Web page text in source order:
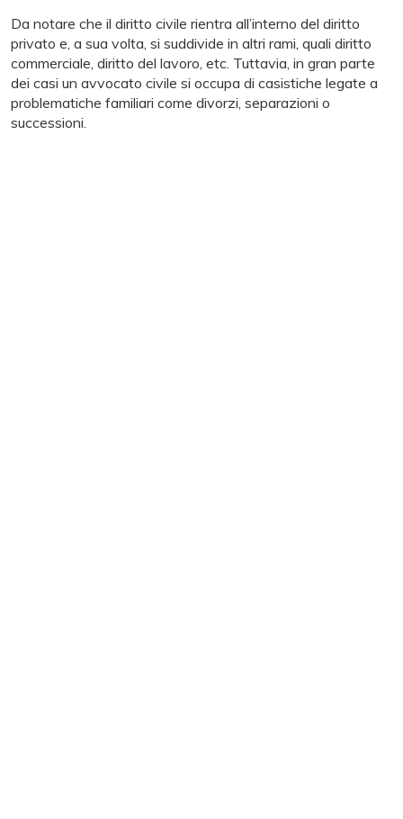
Da notare che il diritto civile rientra all’interno del diritto
privato e, a sua volta, si suddivide in altri rami, quali diritto
commerciale, diritto del lavoro, etc. Tuttavia, in gran parte
dei casi un avvocato civile si occupa di casistiche legate a
problematiche familiari come divorzi, separazioni o
successioni.